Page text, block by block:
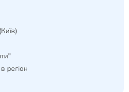
регіон